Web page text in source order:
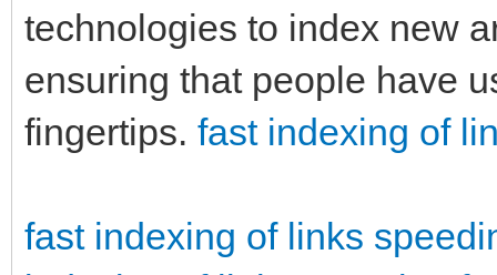
technologies to index new
ensuring that people have
fingertips. fast indexing of
fast indexing of links